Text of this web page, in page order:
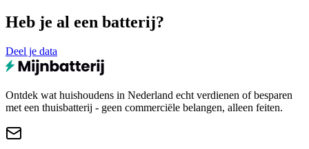
Heb je al een batterij?
Deel je data
Ontdek wat huishoudens in Nederland echt verdienen of besparen
met een thuisbatterij - geen commerciële belangen, alleen feiten.